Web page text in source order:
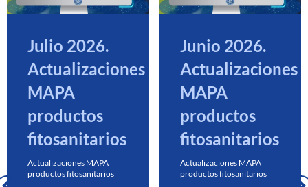
Julio 2026.
Actualizaciones
MAPA
productos
fitosanitarios
Actualizaciones MAPA
productos fitosanitarios
Junio 2026.
Actualizaciones
MAPA
productos
fitosanitarios
Actualizaciones MAPA
productos fitosanitarios